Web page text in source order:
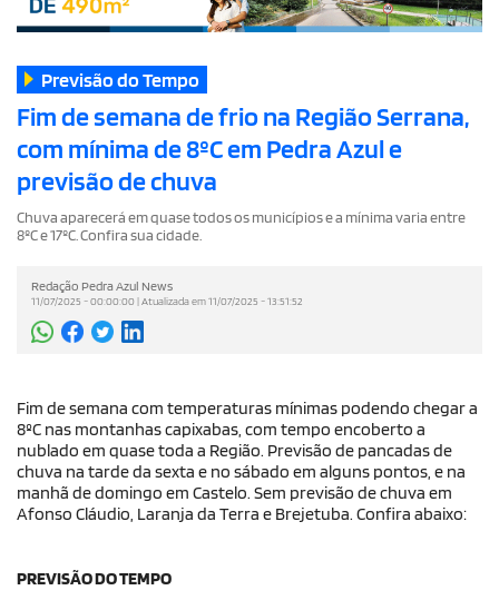
Previsão do Tempo
Fim de semana de frio na Região Serrana,
com mínima de 8ºC em Pedra Azul e
previsão de chuva
Chuva aparecerá em quase todos os municípios e a mínima varia entre
8ºC e 17ºC. Confira sua cidade.
Redação Pedra Azul News
11/07/2025 - 00:00:00 | Atualizada em 11/07/2025 - 13:51:52
Fim de semana com temperaturas mínimas podendo chegar a
8ºC nas montanhas capixabas, com tempo encoberto a
nublado em quase toda a Região. Previsão de pancadas de
chuva na tarde da sexta e no sábado em alguns pontos, e na
manhã de domingo em Castelo. Sem previsão de chuva em
Afonso Cláudio, Laranja da Terra e Brejetuba. Confira abaixo:
PREVISÃO DO TEMPO